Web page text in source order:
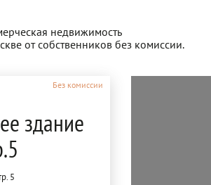
недвижимость
от собственников без комиссии.
Без комиссии
здание
5